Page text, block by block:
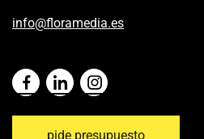
info@floramedia.es
pide presupuesto